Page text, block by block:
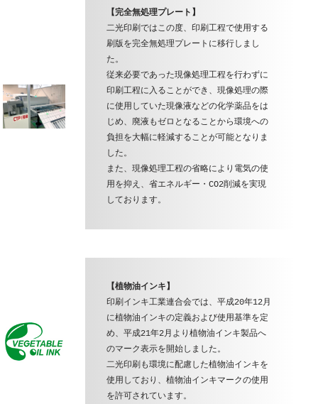
【完全無処理プレート】
二光印刷ではこの度、印刷工程で使用する
刷版を完全無処理プレートに移行しまし
た。
従来必要であった現像処理工程を行わずに
印刷工程に入ることができ、現像処理の際
に使用していた現像液などの化学薬品をは
じめ、廃液もゼロとなることから環境への
負担を大幅に軽減することが可能となりま
した。
また、現像処理工程の省略により電気の使
用を抑え、省エネルギー・CO2削減を実現
しております。
【植物油インキ】
印刷インキ工業連合会では、平成20年12月
に植物油インキの定義および使用基準を定
め、平成21年2月より植物油インキ製品へ
のマーク表示を開始しました。
二光印刷も環境に配慮した植物油インキを
使用しており、植物油インキマークの使用
を許可されています。